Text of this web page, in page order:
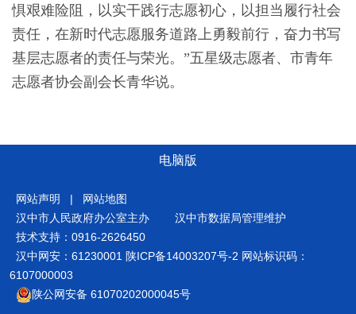
惧艰难险阻，以实干践行志愿初心，以担当履行社会
责任，在新时代志愿服务道路上勇毅前行，奋力书写
基层志愿者的责任与荣光。”五星级志愿者、市青年
志愿者协会副会长青华说。
电脑版
网站声明 |
网站地图
汉中市人民政府办公室主办
汉中市数据局管理维护
技术支持：0916-2626450
汉中网安：61230001 陕ICP备14003207号-2 网站标识码：
6107000003
陕公网安备 61070202000045号